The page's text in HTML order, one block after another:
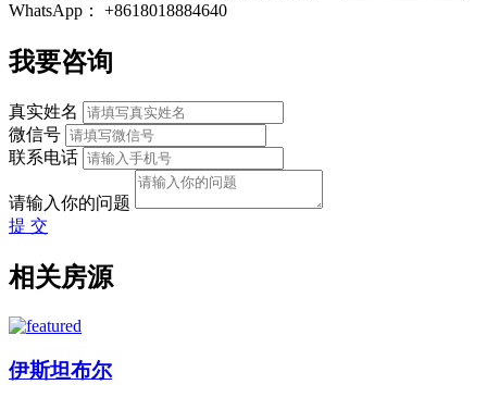
WhatsApp： +8618018884640
我要咨询
真实姓名
微信号
联系电话
请输入你的问题
提 交
相关房源
伊斯坦布尔